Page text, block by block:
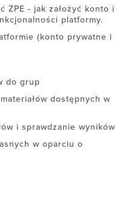
ZPE - jak założyć konto i
platformy.
(konto prywatne i
do grup
dostępnych w
i sprawdzanie wyników
w oparciu o